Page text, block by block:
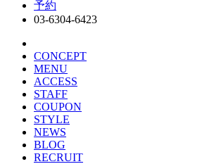
予約
03-6304-6423
CONCEPT
MENU
ACCESS
STAFF
COUPON
STYLE
NEWS
BLOG
RECRUIT